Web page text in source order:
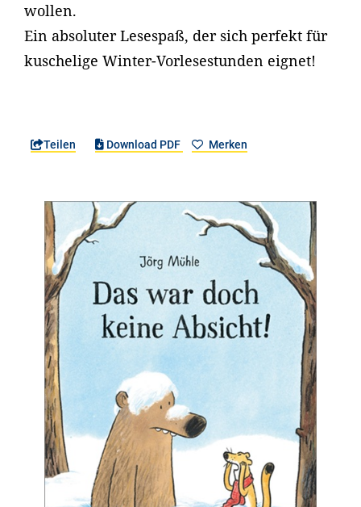
wollen.
Ein absoluter Lesespaß, der sich perfekt für
kuschelige Winter-Vorlesestunden eignet!
Teilen Download PDF Merken